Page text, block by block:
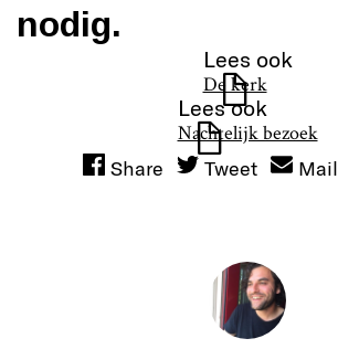
nodig.
h
Lees ook
De kerk
h
Lees ook
Nachtelijk bezoek
Share Tweet Mail